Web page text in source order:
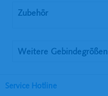
Zubehör
Weitere Gebindegrößen
Service Hotline